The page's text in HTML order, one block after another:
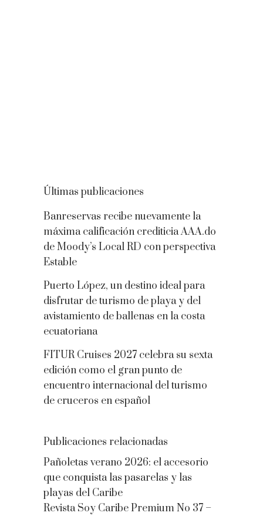
Últimas publicaciones
Banreservas recibe nuevamente la
máxima calificación crediticia AAA.do
de Moody’s Local RD con perspectiva
Estable
Puerto López, un destino ideal para
disfrutar de turismo de playa y del
avistamiento de ballenas en la costa
ecuatoriana
FITUR Cruises 2027 celebra su sexta
edición como el gran punto de
encuentro internacional del turismo
de cruceros en español
Publicaciones relacionadas
Pañoletas verano 2026: el accesorio
que conquista las pasarelas y las
playas del Caribe
Revista Soy Caribe Premium No 37 –